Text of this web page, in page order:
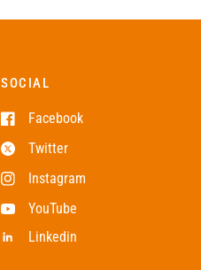
SOCIAL
Facebook
Twitter
Instagram
YouTube
Linkedin